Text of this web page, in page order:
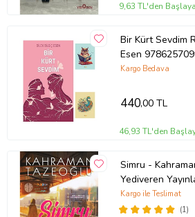
Ürün Kodu:kcm857506139,63 TL'den
Bir Kürt Sevdim
Esen
Seti (Renksiz)
Kargo Bedava
440,00 TL
46,93 TL'den
Simru -
Yediveren
(1)
Kargo ile Teslimat